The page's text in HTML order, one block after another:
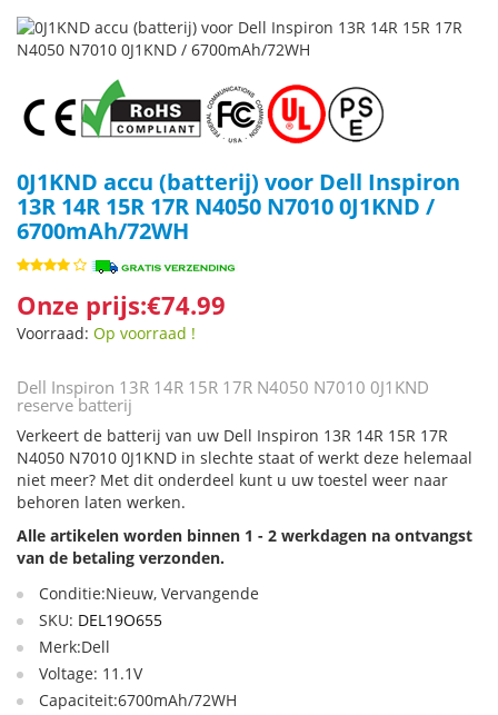
0J1KND accu (batterij) voor Dell Inspiron
13R 14R 15R 17R N4050 N7010 0J1KND /
6700mAh/72WH
Onze prijs:€74.99
Voorraad: Op voorraad !
Dell Inspiron 13R 14R 15R 17R N4050 N7010 0J1KND
reserve batterij
Verkeert de batterij van uw Dell Inspiron 13R 14R 15R 17R
N4050 N7010 0J1KND in slechte staat of werkt deze helemaal
niet meer? Met dit onderdeel kunt u uw toestel weer naar
behoren laten werken.
Alle artikelen worden binnen 1 - 2 werkdagen na ontvangst
van de betaling verzonden.
Conditie:Nieuw, Vervangende
SKU: DEL19O655
Merk:Dell
Voltage: 11.1V
Capaciteit:6700mAh/72WH